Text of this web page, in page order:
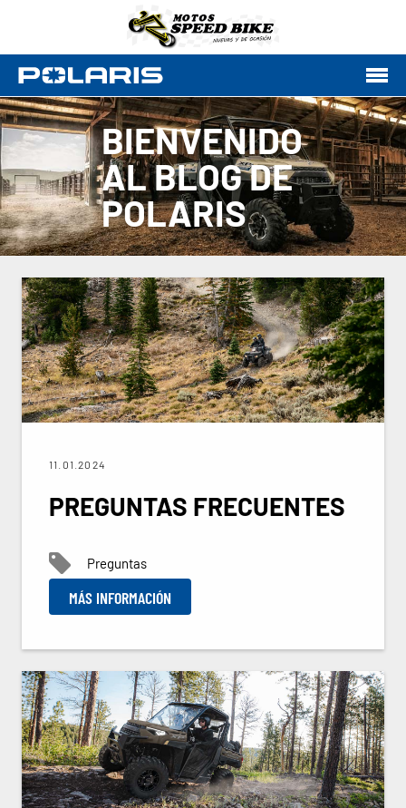
BIENVENIDO
AL BLOG DE
POLARIS
11.01.2024
PREGUNTAS FRECUENTES
Preguntas
MÁS INFORMACIÓN